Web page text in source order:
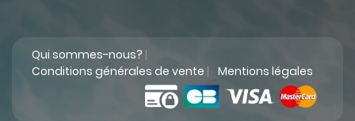
Qui sommes-nous? |
Conditions générales de vente | Mentions légales